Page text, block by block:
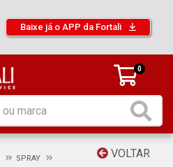
Baixe já o APP da Fortali
0
VOLTAR
SPRAY